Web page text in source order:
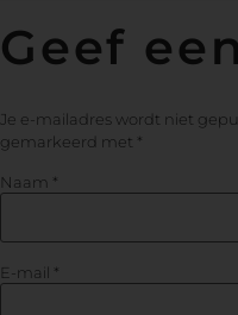
Geef
Je e-mailadres wordt niet
gemarkeerd met *
Naam *
E-mail *